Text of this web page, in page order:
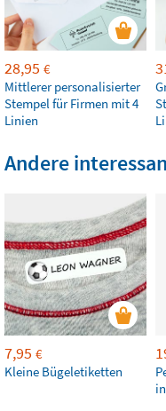
28,95 €
Mittlerer personalisierter
Stempel für Firmen mit 4
Linien
Andere
7,95 €
Kleine Bügeletiketten